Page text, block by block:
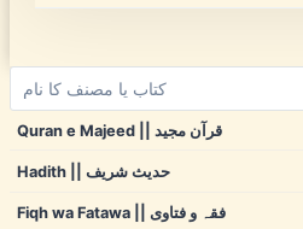
Quran e Majeed || قرآن مجید
Hadith || حدیث شریف
Fiqh wa Fatawa || فقہ و فتاوی